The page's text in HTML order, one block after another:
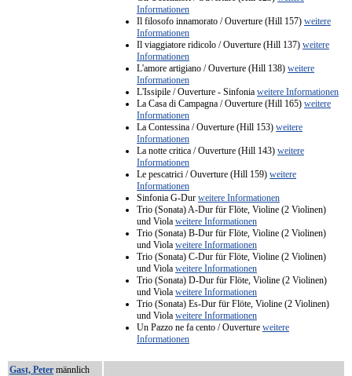
Informationen
Il filosofo innamorato / Ouverture (Hill 157) weitere
Informationen
Il viaggiatore ridicolo / Ouverture (Hill 137) weitere
Informationen
L'amore artigiano / Ouverture (Hill 138) weitere
Informationen
L'Issipile / Ouverture - Sinfonia weitere Informationen
La Casa di Campagna / Ouverture (Hill 165) weitere
Informationen
La Contessina / Ouverture (Hill 153) weitere
Informationen
La notte critica / Ouverture (Hill 143) weitere
Informationen
Le pescatrici / Ouverture (Hill 159) weitere
Informationen
Sinfonia G-Dur weitere Informationen
Trio (Sonata) A-Dur für Flöte, Violine (2 Violinen)
und Viola weitere Informationen
Trio (Sonata) B-Dur für Flöte, Violine (2 Violinen)
und Viola weitere Informationen
Trio (Sonata) C-Dur für Flöte, Violine (2 Violinen)
und Viola weitere Informationen
Trio (Sonata) D-Dur für Flöte, Violine (2 Violinen)
und Viola weitere Informationen
Trio (Sonata) Es-Dur für Flöte, Violine (2 Violinen)
und Viola weitere Informationen
Un Pazzo ne fa cento / Ouverture weitere
Informationen
Gast, Peter männlich